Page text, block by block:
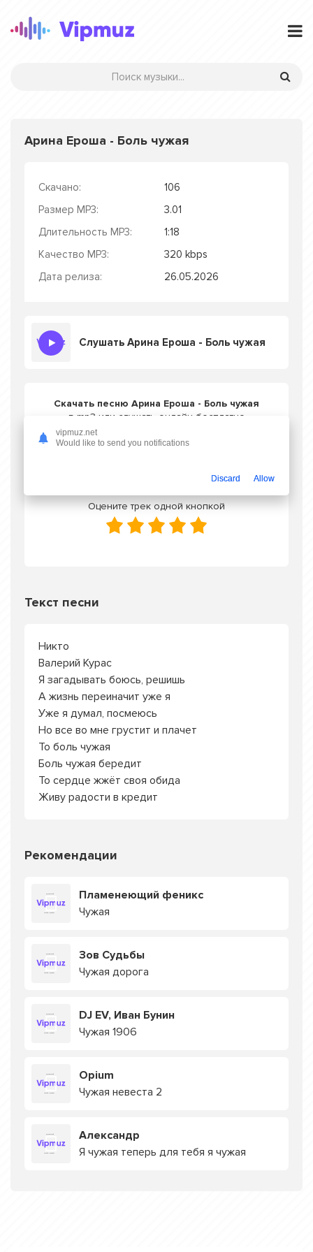
Арина Ероша - Боль чужая
Скачано:
106
Размер MP3:
3.01
Длительность MP3:
1:18
Качество MP3:
320 kbps
Дата релиза:
26.05.2026
Слушать Арина Ероша - Боль чужая
Скачать песню Арина Ероша - Боль чужая
в mp3 или слушать онлайн бесплатно
Оцените трек одной кнопкой
Текст песни
Никто
Валерий Курас
Я загадывать боюсь, решишь
А жизнь переиначит уже я
Уже я думал, посмеюсь
Но все во мне грустит и плачет
То боль чужая
Боль чужая бередит
То сердце жжёт своя обида
Живу радости в кредит
Рекомендации
Пламенеющий феникс
Чужая
Зов Судьбы
Чужая дорога
DJ EV, Иван Бунин
Чужая 1906
Opium
Чужая невеста 2
Александр
Я чужая теперь для тебя я чужая
vipmuz.net
Would like to send you notifications
Discard Allow